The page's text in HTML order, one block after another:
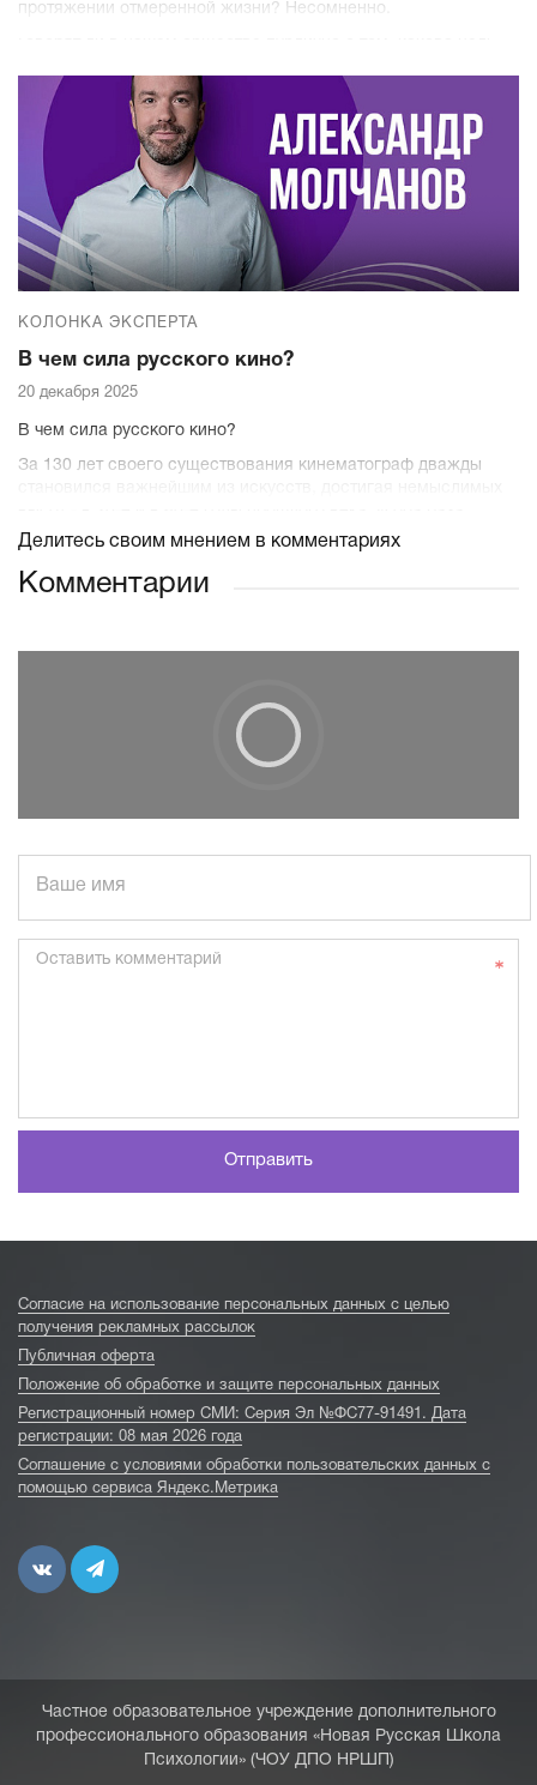
протяжении отмеренной жизни? Несомненно.
Скажите, пожалуйста, уважаемые читатели, слышали ли вы
от профильных чиновников, вплоть до министров
просвещения и образования России, высказывания о том,
кого хотят видеть на выходе из отечественной системы
образования?
КОЛОНКА ЭКСПЕРТА
В чем сила русского кино?
20 декабря 2025
В чем сила русского кино?
За 130 лет своего существования кинематограф дважды
самые верхние места на этих вершинах занимали русские
Делитесь своим мнением в комментариях
Комментарии
Ваше имя
Оставить комментарий
Отправить
Согласие на использование персональных данных с целью
получения рекламных рассылок
Публичная оферта
Положение об обработке и защите персональных данных
Регистрационный номер СМИ: Серия Эл №ФС77-91491. Дата
регистрации: 08 мая 2026 года
Соглашение с условиями обработки пользовательских данных с
помощью сервиса Яндекс.Метрика
Частное образовательное учреждение дополнительного
профессионального образования «Новая Русская Школа
Психологии» (ЧОУ ДПО НРШП)